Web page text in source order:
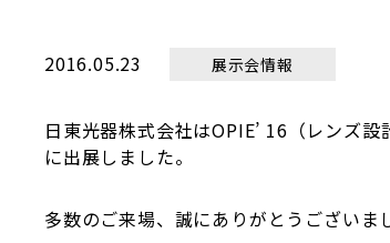
2016.05.23 展示会情報
日東光器株式会社はOPIE’ 16（レンズ設
に出展しました。
多数のご来場、誠にありがとうございま